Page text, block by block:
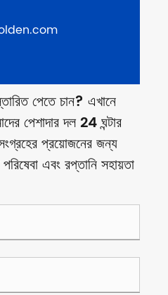
পেতে চান? এখানে
পেশাদার দল 24 ঘন্টার
প্রয়োজনের জন্য
এবং রপ্তানি সহায়তা